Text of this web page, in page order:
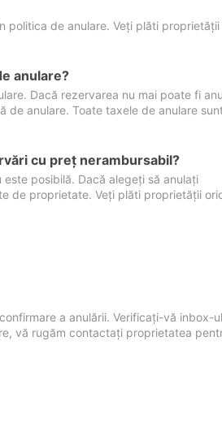
politica de anulare. Veți plăti proprietății
anulare?
Dacă rezervarea nu mai poate fi
anulare. Toate taxele de anulare
cu preţ nerambursabil?
posibilă. Dacă alegeți să anulați
de proprietate. Veți plăti proprietății
a anulării. Verificați-vă inbox-
vă rugăm contactați proprietatea